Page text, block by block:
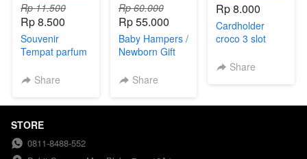
Rp 11.500
Rp 8.500
Souvenir
Tempat parfum
Share
Rp 60.000
Rp 55.000
Baby Hampers /
Newborn Gift
Share
Rp 8.000
Cardholder
croco 3 slot
Share
STORE
0811-8488-552